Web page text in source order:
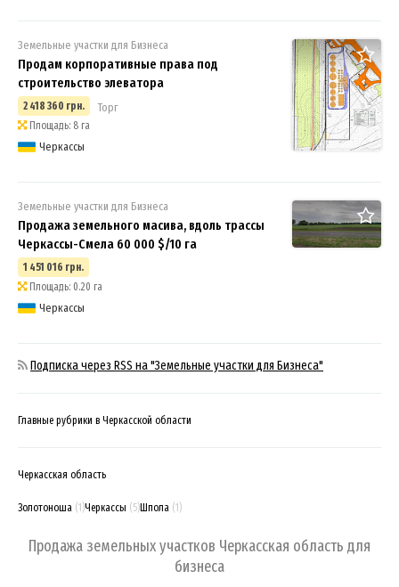
Земельные участки для Бизнеса
Продам корпоративные права под
строительство элеватора
2 418 360 грн. Торг
Площадь: 8 га
Черкассы
Земельные участки для Бизнеса
Продажа земельного масива, вдоль трассы
Черкассы-Смела 60 000 $/10 га
1 451 016 грн.
Площадь: 0.20 га
Черкассы
Подписка через RSS на "Земельные участки для Бизнеса"
Главные рубрики в Черкасской области
Черкасская область
Золотоноша (1)Черкассы (5)Шпола (1)
Продажа земельных участков Черкасская область для
бизнеса